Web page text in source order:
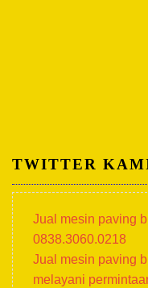
TWITTER
Jual mesin paving
0838.3060.0218
Jual mesin paving
melayani